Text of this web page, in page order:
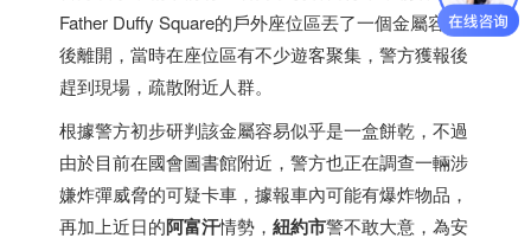
Father Duffy Square的戶外座位區丟了一個金屬容器
後離開，當時在座位區有不少遊客聚集，警方獲報後
趕到現場，疏散附近人群。
根據警方初步研判該金屬容易似乎是一盒餅乾，不過
由於目前在國會圖書館附近，警方也正在調查一輛涉
嫌炸彈威脅的可疑卡車，據報車內可能有爆炸物品，
再加上近日的阿富汗情勢， 紐約市警不敢大意，為安